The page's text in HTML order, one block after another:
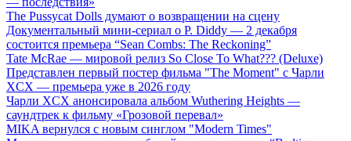
The Pussycat Dolls думают о возвращении на сцену
Документальный мини-сериал о P. Diddy — 2 декабря
состоится премьера “Sean Combs: The Reckoning”
Tate McRae — мировой релиз So Close To What??? (Deluxe)
Представлен первый постер фильма "The Moment" с Чарли
XCX — премьера уже в 2026 году
Чарли XCX анонсировала альбом Wuthering Heights —
саундтрек к фильму «Грозовой перевал»
MIKA вернулся с новым синглом "Modern Times"